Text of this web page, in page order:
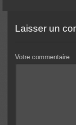
Laisser un
Votre commentaire